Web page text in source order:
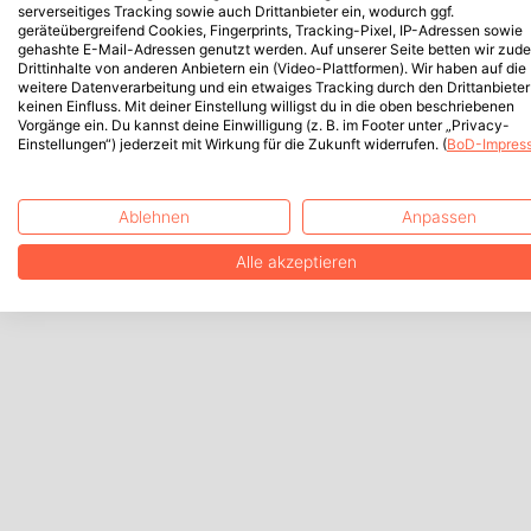
serverseitiges Tracking sowie auch Drittanbieter ein, wodurch ggf.
geräteübergreifend Cookies, Fingerprints, Tracking-Pixel, IP-Adressen sowie
gehashte E-Mail-Adressen genutzt werden. Auf unserer Seite betten wir
Drittinhalte von anderen Anbietern ein (Video-Plattformen). Wir haben auf die
weitere Datenverarbeitung und ein etwaiges Tracking durch den Drittanbieter
keinen Einfluss. Mit deiner Einstellung willigst du in die oben beschriebenen
Vorgänge ein. Du kannst deine Einwilligung (z. B. im Footer unter „Privacy-
Einstellungen“) jederzeit mit Wirkung für die Zukunft widerrufen. (BoD-
Ablehnen Anpassen
Alle akzeptieren